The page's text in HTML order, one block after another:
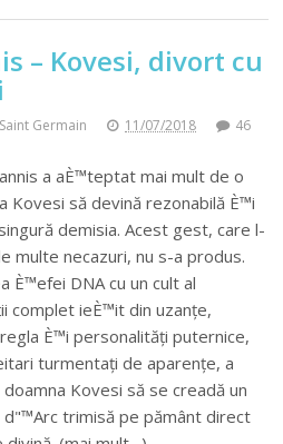
– Kovesi, divort cu
Germain 11/07/2018
46
a aÈ™teptat mai mult de o
Kovesi să devină rezonabilă È™i
demisia. Acest gest, care l-
multe necazuri, nu s-a produs.
È™efei DNA cu un cult al
complet ieÈ™it din uzanțe,
È™i personalități puternice,
turmentați de aparențe, a
Kovesi să se creadă un
d"™Arc trimisă pe pământ direct